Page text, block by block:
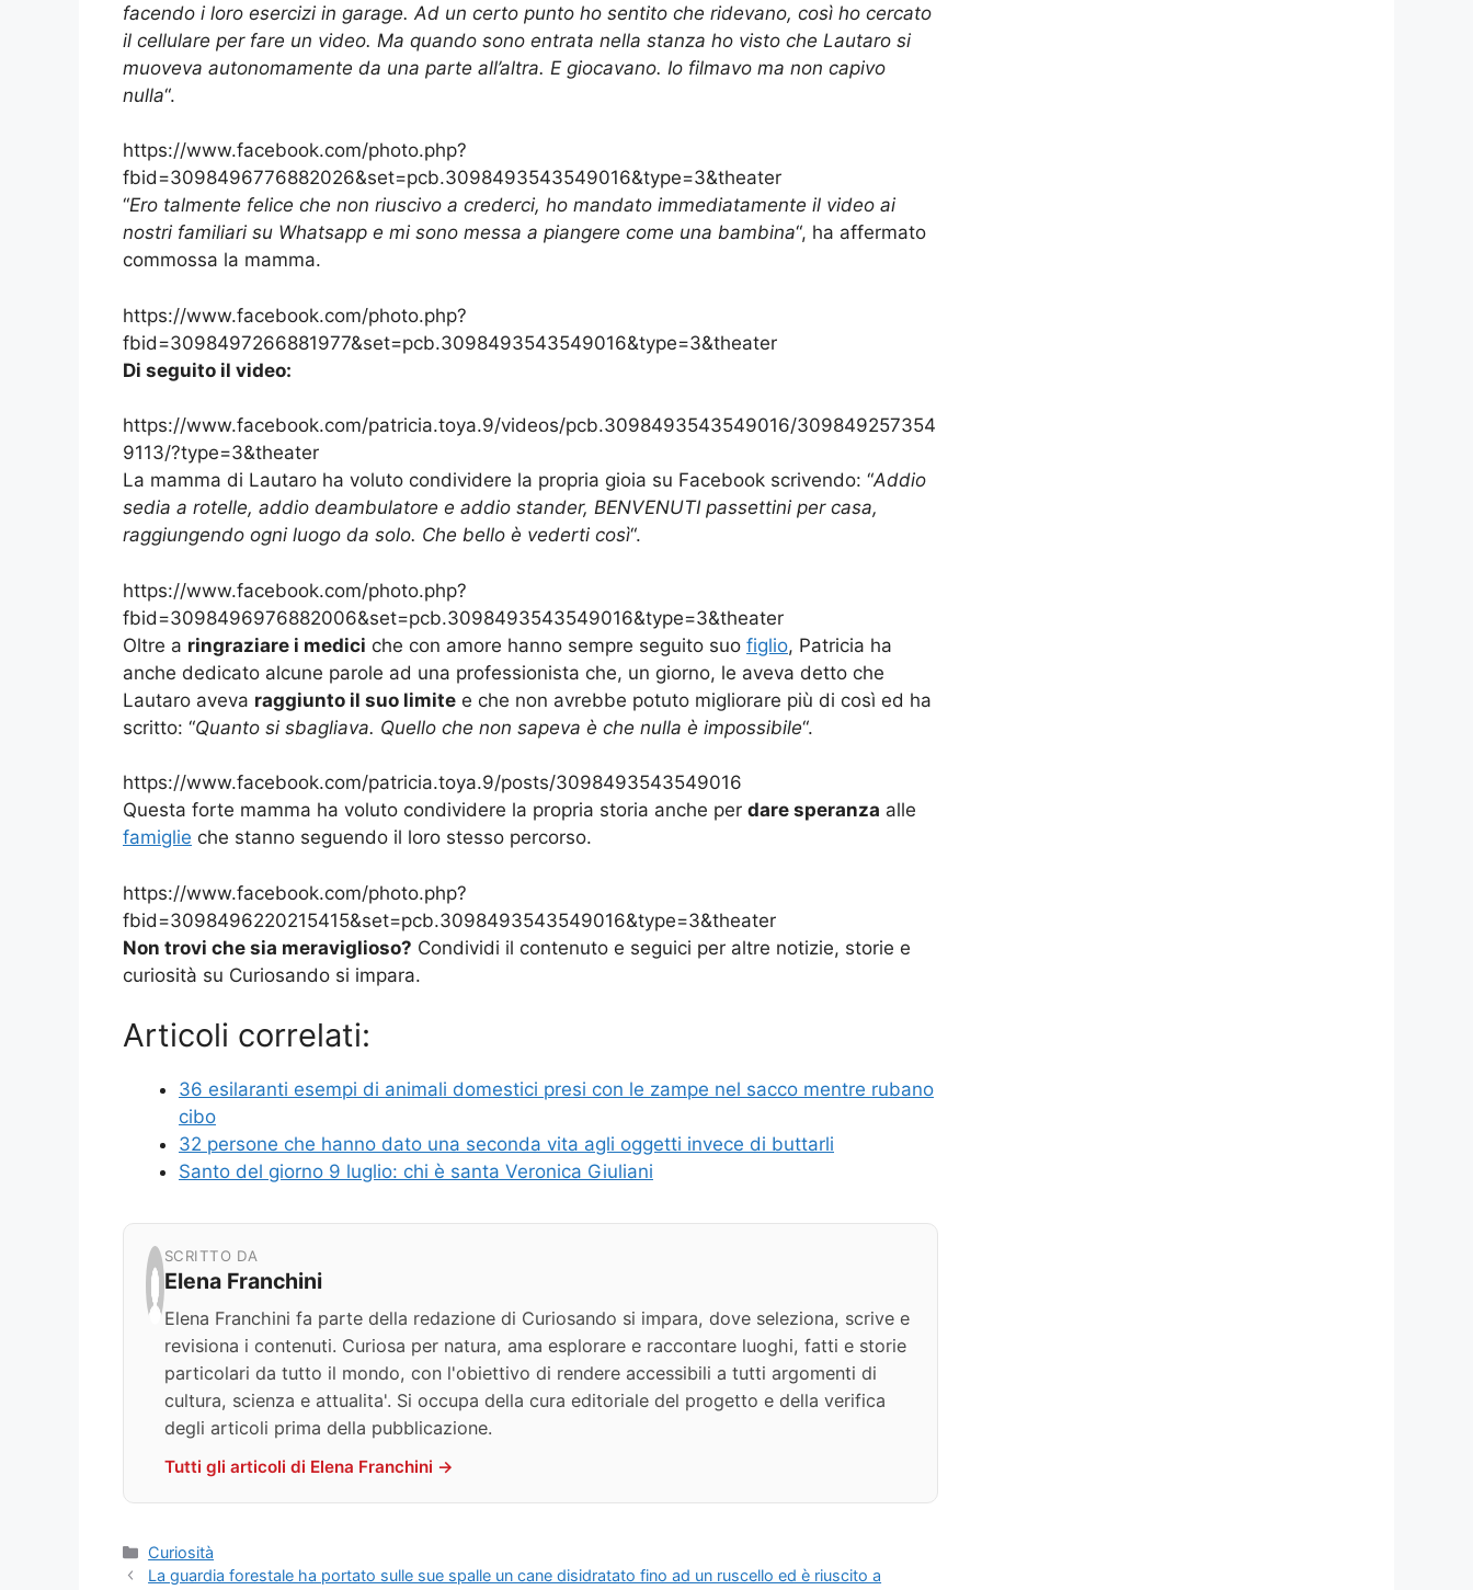
facendo i loro esercizi in garage. Ad un certo punto ho sentito che ridevano, così ho cercato
il cellulare per fare un video. Ma quando sono entrata nella stanza ho visto che Lautaro si
muoveva autonomamente da una parte all’altra. E giocavano. Io filmavo ma non capivo
nulla“.
https://www.facebook.com/photo.php?
fbid=3098496776882026&set=pcb.3098493543549016&type=3&theater
“Ero talmente felice che non riuscivo a crederci, ho mandato immediatamente il video ai
nostri familiari su Whatsapp e mi sono messa a piangere come una bambina“, ha affermato
commossa la mamma.
https://www.facebook.com/photo.php?
fbid=3098497266881977&set=pcb.3098493543549016&type=3&theater
Di seguito il video:
https://www.facebook.com/patricia.toya.9/videos/pcb.3098493543549016/309849257354
9113/?type=3&theater
La mamma di Lautaro ha voluto condividere la propria gioia su Facebook scrivendo: “Addio
sedia a rotelle, addio deambulatore e addio stander, BENVENUTI passettini per casa,
raggiungendo ogni luogo da solo. Che bello è vederti così“.
https://www.facebook.com/photo.php?
fbid=3098496976882006&set=pcb.3098493543549016&type=3&theater
Oltre a ringraziare i medici che con amore hanno sempre seguito suo figlio, Patricia ha
anche dedicato alcune parole ad una professionista che, un giorno, le aveva detto che
Lautaro aveva raggiunto il suo limite e che non avrebbe potuto migliorare più di così ed ha
scritto: “Quanto si sbagliava. Quello che non sapeva è che nulla è impossibile“.
https://www.facebook.com/patricia.toya.9/posts/3098493543549016
Questa forte mamma ha voluto condividere la propria storia anche per dare speranza alle
famiglie che stanno seguendo il loro stesso percorso.
https://www.facebook.com/photo.php?
fbid=3098496220215415&set=pcb.3098493543549016&type=3&theater
Non trovi che sia meraviglioso? Condividi il contenuto e seguici per altre notizie, storie e
curiosità su Curiosando si impara.
Articoli correlati:
36 esilaranti esempi di animali domestici presi con le zampe nel sacco mentre rubano
cibo
32 persone che hanno dato una seconda vita agli oggetti invece di buttarli
Santo del giorno 9 luglio: chi è santa Veronica Giuliani
SCRITTO DA
Elena Franchini
Elena Franchini fa parte della redazione di Curiosando si impara, dove seleziona, scrive e
revisiona i contenuti. Curiosa per natura, ama esplorare e raccontare luoghi, fatti e storie
particolari da tutto il mondo, con l'obiettivo di rendere accessibili a tutti argomenti di
cultura, scienza e attualita'. Si occupa della cura editoriale del progetto e della verifica
degli articoli prima della pubblicazione.
Tutti gli articoli di Elena Franchini →
Categorie
Curiosità
La guardia forestale ha portato sulle sue spalle un cane disidratato fino ad un ruscello ed è riuscito a